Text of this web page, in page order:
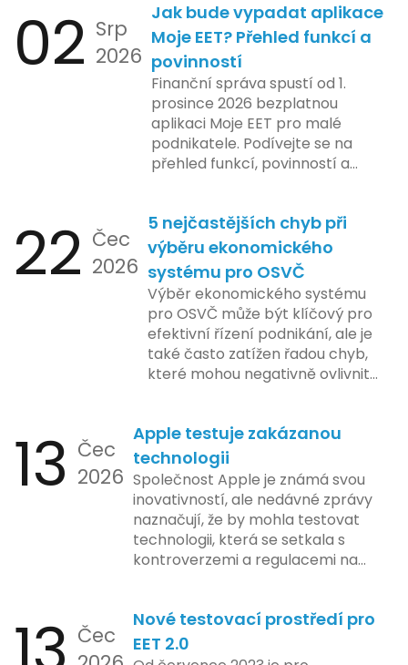
02 Srp
2026
Jak bude vypadat aplikace
Moje EET? Přehled funkcí a
povinností
Finanční správa spustí od 1.
prosince 2026 bezplatnou
aplikaci Moje EET pro malé
podnikatele. Podívejte se na
přehled funkcí, povinností a
22 Čec
2026
5 nejčastějších chyb při
výběru ekonomického
systému pro OSVČ
Výběr ekonomického systému
pro OSVČ může být klíčový pro
efektivní řízení podnikání, ale je
také často zatížen řadou chyb,
které mohou negativně ovlivnit
by se podnikatelé měli vyvarovat.
13 Čec
2026
Apple testuje zakázanou
technologii
Společnost Apple je známá svou
inovativností, ale nedávné zprávy
naznačují, že by mohla testovat
technologii, která se setkala s
kontroverzemi a regulacemi na
implementace funkce, která by
mohla porušovat určité zákonné
limity na ochranu osobních údajů.
Čec
Nové testovací prostředí pro
EET 2.0